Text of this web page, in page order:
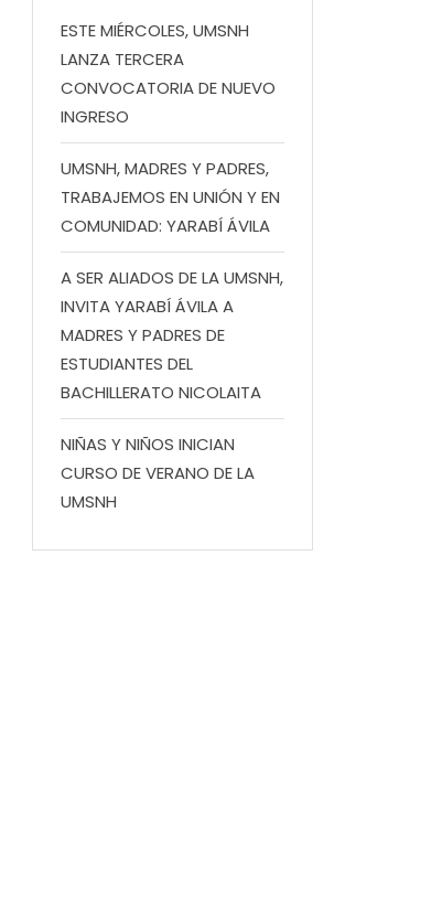
ESTE MIÉRCOLES, UMSNH
LANZA TERCERA
CONVOCATORIA DE NUEVO
INGRESO
UMSNH, MADRES Y PADRES,
TRABAJEMOS EN UNIÓN Y EN
COMUNIDAD: YARABÍ ÁVILA
A SER ALIADOS DE LA UMSNH,
INVITA YARABÍ ÁVILA A
MADRES Y PADRES DE
ESTUDIANTES DEL
BACHILLERATO NICOLAITA
NIÑAS Y NIÑOS INICIAN
CURSO DE VERANO DE LA
UMSNH